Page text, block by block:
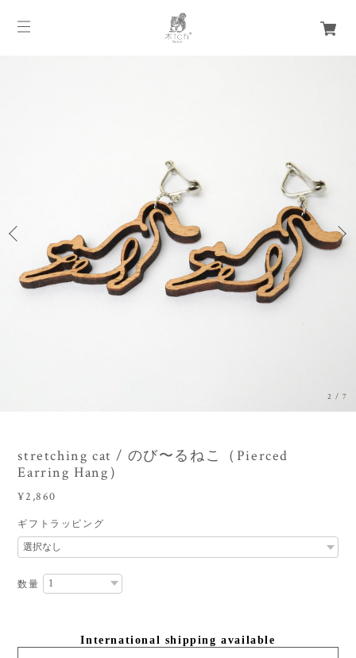
3 /7
stretching cat / のび〜るねこ（Pierced
Earring Hang）
¥2,860
ギフトラッピング
数量
International shipping available